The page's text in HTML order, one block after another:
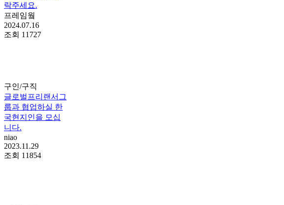
락주세요.
프레임웤
2024.07.16
조회 11727
구인/구직
글로벌프리랜서그
룹과 협업하실 한
국현지인을 모십
니다.
niao
2023.11.29
조회 11854